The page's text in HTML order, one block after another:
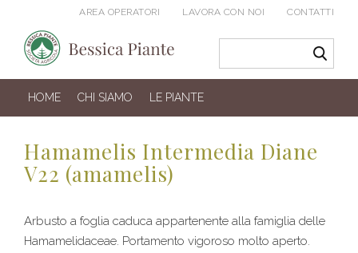
AREA OPERATORI LAVORA CON NOI CONTATTI
HOME CHI SIAMO LE PIANTE
Hamamelis Intermedia Diane
V22 (amamelis)
Arbusto a foglia caduca appartenente alla famiglia delle
Hamamelidaceae. Portamento vigoroso molto aperto.